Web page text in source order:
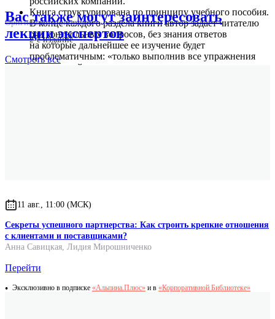
Книга структурирована по принципу учебного пособия.
В конце каждого раздела книги автор задает читателю
ряд контрольных вопросов, без знания ответов
на которые дальнейшее ее изучение будет
проблематичным: «только выполнив все упражнения
предыдущей главы, можно переходить к изучению
Оригинальное название
2-е издание
Вас также могут заинтересовать
лекции экспертов
Смотретьвсе
11 авг., 11:00 (МСК)
Секреты успешного партнерства: Как строить крепкие отношения
с клиентами и поставщиками?
Анна Савицкая, Лидия Мирошниченко
Перейти
Эксклюзивно в подписке «Альпина.Плюс» и в «Корпоративной Библиотеке»